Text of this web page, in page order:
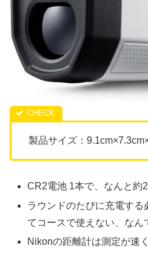
製品サイズ：
CR2電池 1本で、なんと約
ラウンドのたびに充電す
てコースで使えない、なん
Nikonの距離計は測定が速